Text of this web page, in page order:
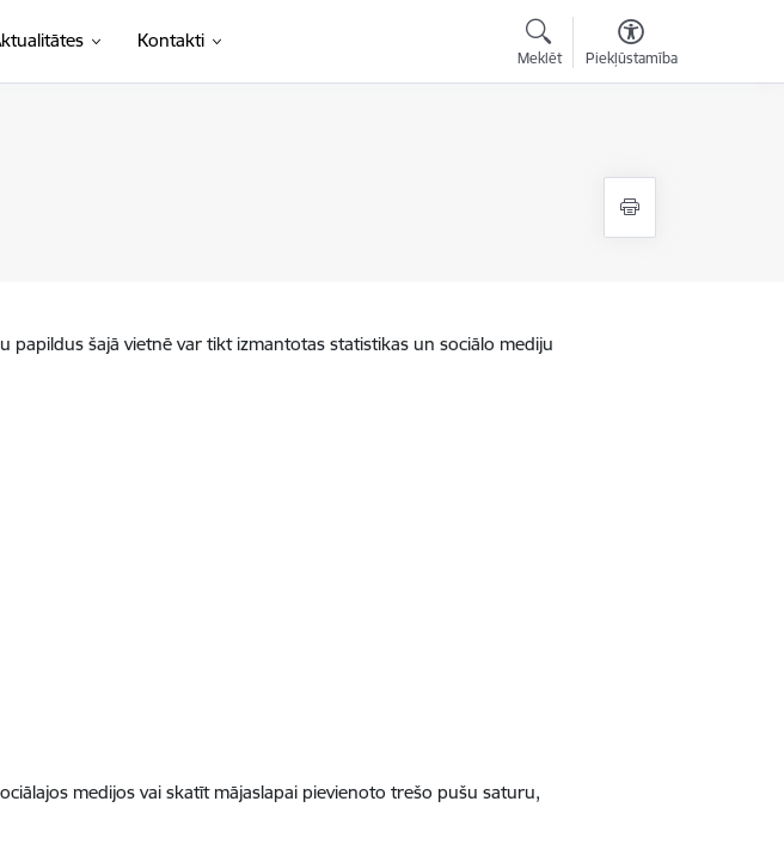
Kontakti
Meklēt Piekļūstamība
šajā vietnē var tikt izmantotas statistikas un sociālo mediju
medijos vai skatīt mājaslapai pievienoto trešo pušu saturu,